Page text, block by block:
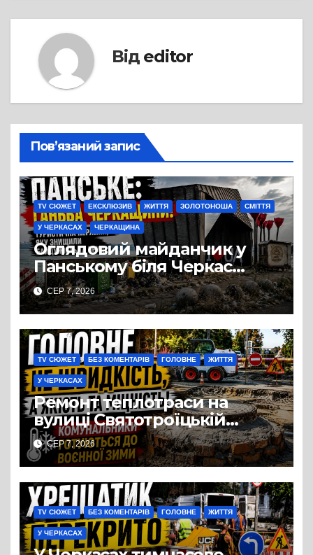
Від editor
Пов’язаний запис
TV СЮЖЕТ ЕКСКЛЮЗИВ ЖИТТЯ ЗОЛОТОНОША СМІТТЯ
У ЧЕРКАСАХ ЧЕРКАЩИНА
Оглядовий майданчик у
Панському біля Черкас
перетворився на занедбане
сміттєзвалище
СЕР 7, 2026
TV СЮЖЕТ БЕЗ КОМЕНТАРІВ ГОЛОВНЕ ЖИТТЯ
У ЧЕРКАСАХ
Ремонт теплотраси на
вулиці Святотроїцькій
затягнувся порівняно із
запланованими термінами.
Вулицю досі не відкрили
для руху
СЕР 7, 2026
TV СЮЖЕТ БЕЗ КОМЕНТАРІВ ГОЛОВНЕ ЖИТТЯ
У ЧЕРКАСАХ